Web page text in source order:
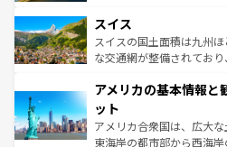
を参照してほしい。
は、お酒好きな人にはぜひ体験し
ドイツ情報はコンテンツ一
リアごとに異なる魅力が
ティー、ビール好きには
戦など、本場だからこそ
ンツ一覧を参照してほしい
スイス
スイスの国土面積は九州
な交通網が整備されてお
の建物がそのまま残る町
博物館もあり、アルプス
ことができる。国民の所得
者向けの交通パス提供の
アメリカの基本情報と
ット
アメリカ合衆国は、広大な
東海岸の都市部から西海